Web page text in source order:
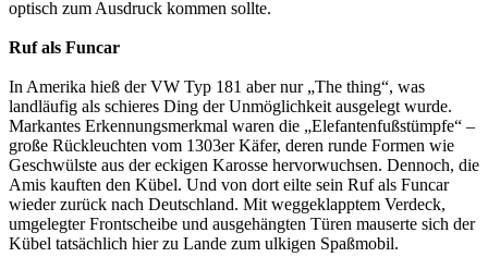
optisch zum Ausdruck kommen sollte.
Ruf als Funcar
In Amerika hieß der VW Typ 181 aber nur „The thing“, was
landläufig als schieres Ding der Unmöglichkeit ausgelegt wurde.
Markantes Erkennungsmerkmal waren die „Elefantenfußstümpfe“ –
große Rückleuchten vom 1303er Käfer, deren runde Formen wie
Geschwülste aus der eckigen Karosse hervorwuchsen. Dennoch, die
Amis kauften den Kübel. Und von dort eilte sein Ruf als Funcar
wieder zurück nach Deutschland. Mit weggeklapptem Verdeck,
umgelegter Frontscheibe und ausgehängten Türen mauserte sich der
Kübel tatsächlich hier zu Lande zum ulkigen Spaßmobil.